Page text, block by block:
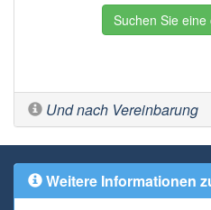
Suchen Sie eine
Und nach Vereinbarung
Weitere Informationen